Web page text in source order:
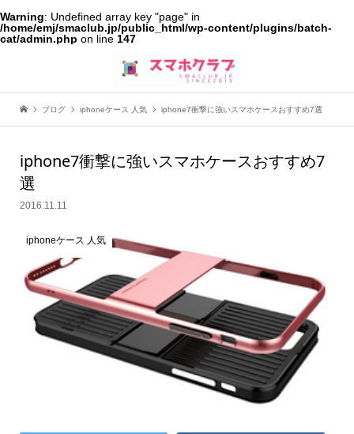
Warning: Undefined array key "page" in
/home/emj/smaclub.jp/public_html/wp-content/plugins/batch-
cat/admin.php on line 147
ブログ iphoneケース 人気 iphone7衝撃に強いスマホケースおすすめ7選
iphone7衝撃に強いスマホケースおすすめ7
選
2016.11.11
iphoneケース 人気